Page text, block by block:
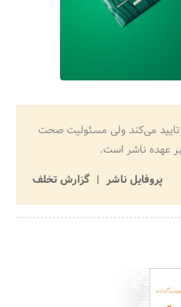
تایید می‌کند ولی مسئولیت صحت
عهده ناشر است.
پروفایل ناشر
گزارش تخلف